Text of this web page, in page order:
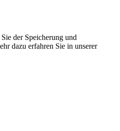
der Speicherung und
dazu erfahren Sie in unserer